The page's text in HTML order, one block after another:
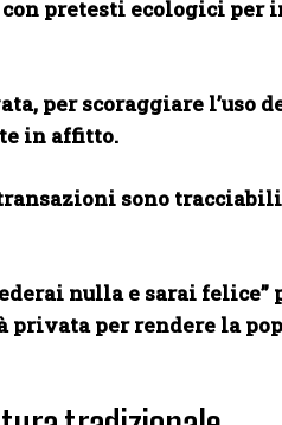
pretesti ecologici
per scoraggiare l’uso
in affitto.
sono
nulla e sarai felice”
per rendere la